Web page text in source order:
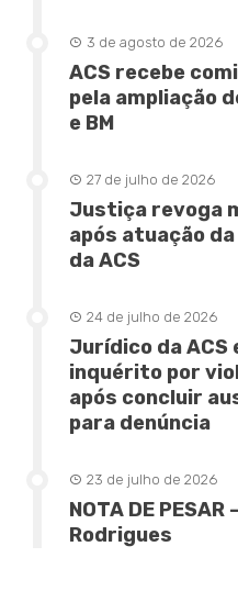
3 de agosto de 2026
ACS recebe
pela ampliação
e BM
27 de julho de 2026
Justiça revoga
após atuação
da ACS
24 de julho de 2026
Jurídico da ACS
inquérito por
após concluir
para denúncia
23 de julho de 2026
NOTA DE PESAR
Rodrigues